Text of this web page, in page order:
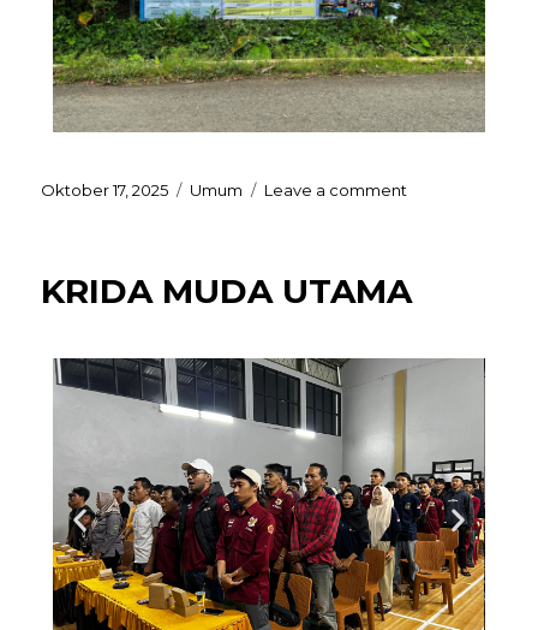
Oktober 17, 2025 Umum Leave a comment
KRIDA MUDA UTAMA